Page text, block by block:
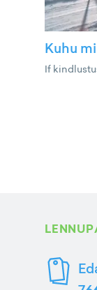
Kuhu
If